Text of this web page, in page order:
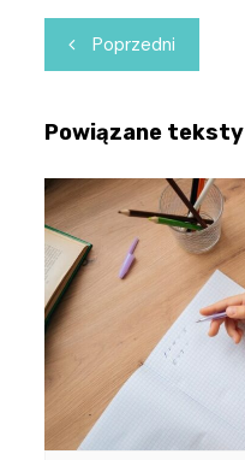
Nawigacja
wpisu
Poprzedni
Powiązane teksty